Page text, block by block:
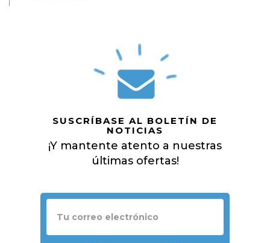
SUSCRÍBASE AL BOLETÍN DE
NOTICIAS
¡Y mantente atento a nuestras
últimas ofertas!